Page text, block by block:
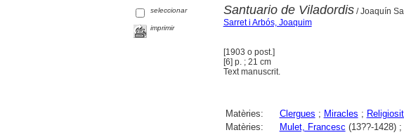
seleccionar
imprimir
Santuario de Viladordis/ Joaquín
Sarret i Arbós, Joaquim
[1903 o post.]
[6] p. ; 21 cm
Text manuscrit.
Matèries: Clergues ; Miracles ;
Matèries:
Mulet, Francesc (13??-1428) ;